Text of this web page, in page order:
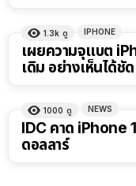
1.3k ดู IPHONE
เผยความจุแบต
เดิม อย่างเห็นได้ชัด
1000 ดู NEWS
IDC คาด iPhone
ดอลลาร์